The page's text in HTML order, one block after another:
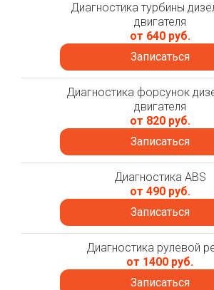
Диагностика турбины
двигателя
от 640 руб.
Записаться
Диагностика форсунок
двигателя
от 820 руб.
Записаться
Диагностика ABS
от 490 руб.
Записаться
Диагностика рулевой
от 1400 руб.
Записаться